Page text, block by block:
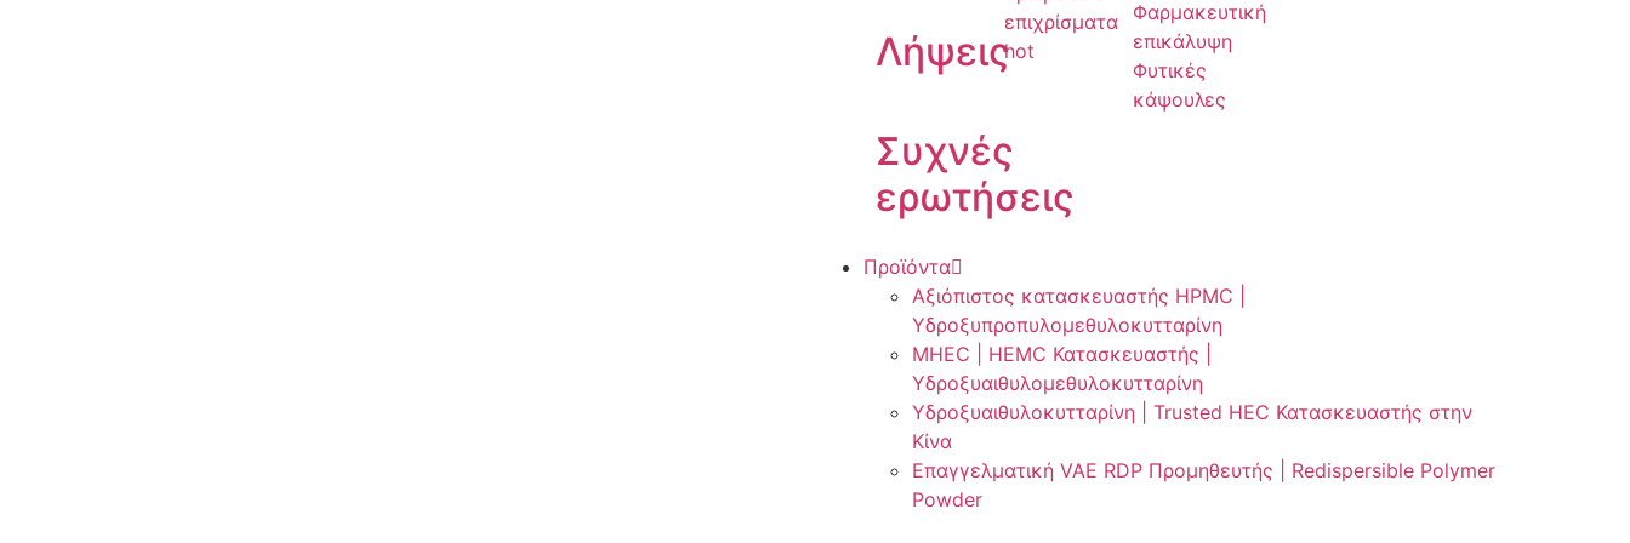
Λήψεις
Συχνές
ερωτήσεις
επιχρίσματα
hot
Φαρμακευτική
επικάλυψη
Φυτικές
κάψουλες
Προϊόντα
Αξιόπιστος κατασκευαστής HPMC |
Υδροξυπροπυλομεθυλοκυτταρίνη
MHEC | HEMC Κατασκευαστής |
Υδροξυαιθυλομεθυλοκυτταρίνη
Υδροξυαιθυλοκυτταρίνη | Trusted HEC Κατασκευαστής στην
Κίνα
Επαγγελματική VAE RDP Προμηθευτής | Redispersible Polymer
Powder